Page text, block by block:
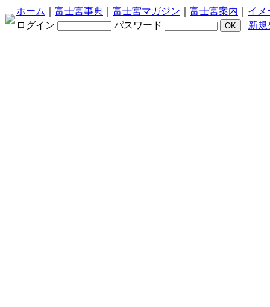
ホーム 富士宮事典 富士宮マガジン 富士宮案内
イメ
ログイン
パスワード 新規